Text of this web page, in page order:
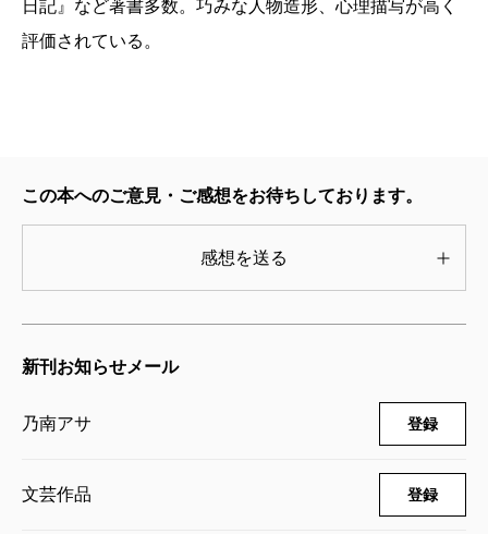
日記』など著書多数。巧みな人物造形、心理描写が高く
評価されている。
この本へのご意見・ご感想をお待ちしております。
感想を送る
新刊お知らせメール
乃南アサ 登録
文芸作品 登録